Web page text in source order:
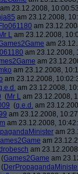
am 23.12.2008,
am 23.12.2008,
Flo061180 am
Mr L am 23.12.2008,
am
am 23.12.2008,
am
am 23.12.2008,
am 23.12.2008,
am 23.12.2008,
(Mr L am 23.12.2008,
(q.e.d. am
am 23.12.2008,
am 23.12.2008,
am
am
am
(Games2Game am
(